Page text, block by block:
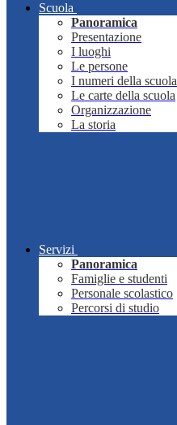
Scuola
Panoramica
Presentazione
I luoghi
Le persone
I numeri della scuola
Le carte della scuola
Organizzazione
La storia
Servizi
Panoramica
Famiglie e studenti
Personale scolastico
Percorsi di studio